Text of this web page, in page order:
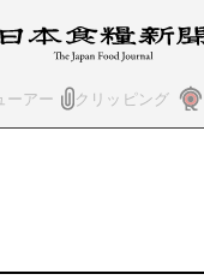
ーアー クリッピング